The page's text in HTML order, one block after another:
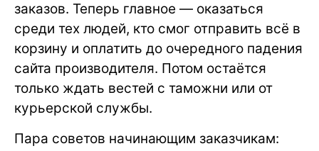
заказов. Теперь главное — оказаться
среди тех людей, кто смог отправить всё в
корзину и оплатить до очередного падения
сайта производителя. Потом остаётся
только ждать вестей с таможни или от
курьерской службы.
Пара советов начинающим заказчикам: